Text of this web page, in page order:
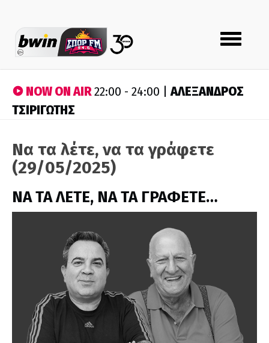
Toggle
navigation
NOW ON AIR22:00 - 24:00 |ΑΛΕΞΑΝΔΡΟΣ
ΤΣΙΡΙΓΩΤΗΣ
Να τα λέτε, να τα γράφετε
(29/05/2025)
ΝΑ ΤΑ ΛΕΤΕ, ΝΑ ΤΑ ΓΡΑΦΕΤΕ…